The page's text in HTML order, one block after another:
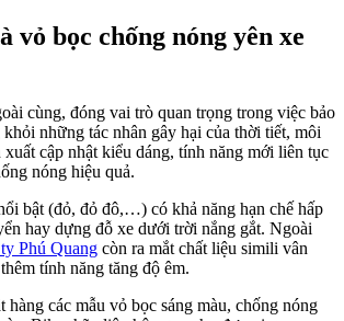
vỏ bọc chống nóng yên xe
cùng, đóng vai trò quan trọng trong việc bảo
những tác nhân gây hại của thời tiết, môi
xuất cập nhật kiểu dáng, tính năng mới liên tục
nóng hiệu quả.
bật (đỏ, đỏ đô,…) có khả năng hạn chế hấp
hay dựng đỗ xe dưới trời nắng gắt. Ngoài
Phú Quang còn ra mắt chất liệu simili vân
tính năng tăng độ êm.
hàng các mẫu vỏ bọc sáng màu, chống nóng